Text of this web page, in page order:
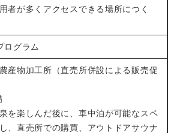
者が多くアクセスできる場所につく
ログラム
産物加工所（直売所併設による販売促
を楽しんだ後に、車中泊が可能なスペ
、直売所での購買、アウトドアサウナ